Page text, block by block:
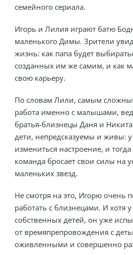
семейного сериала.
Игорь и Лилия играют батю
маленького Димы. Зрители
жизнь: как папа будет
созданных им же самим, и как
свою карьеру.
По словам Лили, самым
работа именно с малышами,
братья-близнецы Даня и
дети, непредсказуемы и живы:
измениться настроение, и
команда бросает свои силы на
маленьких звезд.
Не смотря на это, Игорю очень
работать с близнецами. И хотя
собственных детей, он уже
от времяпрепровождения с
оживленными и совершенно